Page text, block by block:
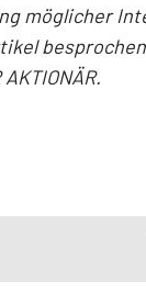
möglicher